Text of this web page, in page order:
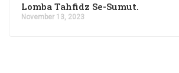
Lomba Tahfidz Se-Sumut.
November 13, 2023